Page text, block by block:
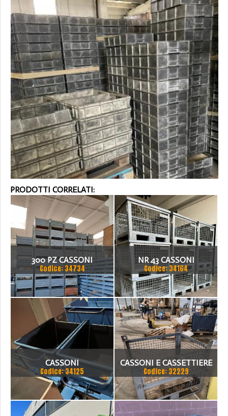
PRODOTTI CORRELATI:
300 PZ CASSONI
Codice: 34734
NR 43 CASSONI
Codice: 34164
CASSONI
Codice: 34125
CASSONI E CASSETTIERE
DISPONIBILI
Codice: 32229